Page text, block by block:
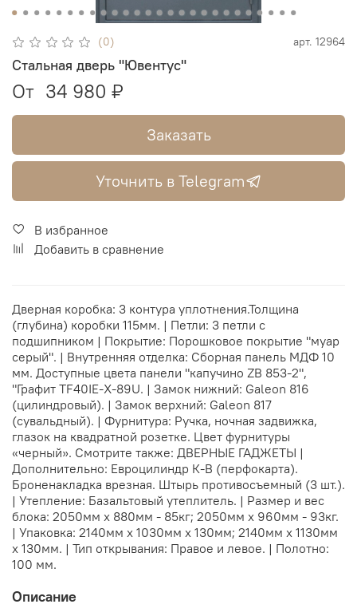
(0) арт. 12964
Стальная дверь "Ювентус"
От 34 980 ₽
Заказать
Уточнить в Telegram
В избранное
Добавить в сравнение
Дверная коробка: 3 контура уплотнения.Толщина
(глубина) коробки 115мм. | Петли: 3 петли с
подшипником | Покрытие: Порошковое покрытие "муар
серый". | Внутренняя отделка: Сборная панель МДФ 10
мм. Доступные цвета панели "капучино ZB 853-2",
"Графит TF40IE-X-89U. | Замок нижний: Galeon 816
(цилиндровый). | Замок верхний: Galeon 817
(сувальдный). | Фурнитура: Ручка, ночная задвижка,
глазок на квадратной розетке. Цвет фурнитуры
«черный». Смотрите также: ДВЕРНЫЕ ГАДЖЕТЫ |
Дополнительно: Евроцилиндр К-В (перфокарта).
Броненакладка врезная. Штырь противосъемный (3 шт.).
| Утепление: Базальтовый утеплитель. | Размер и вес
блока: 2050мм х 880мм - 85кг; 2050мм х 960мм - 93кг.
| Упаковка: 2140мм х 1030мм х 130мм; 2140мм х 1130мм
х 130мм. | Тип открывания: Правое и левое. | Полотно:
100 мм.
Описание